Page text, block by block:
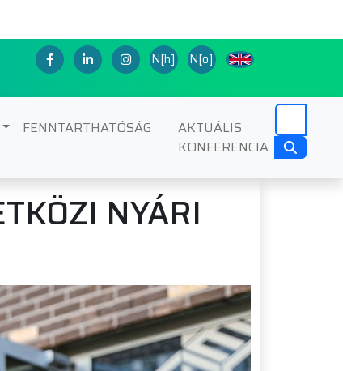
N[h] N[o]
FENNTARTHATÓSÁG
AKTUÁLIS
KONFERENCIA
NYÁRI